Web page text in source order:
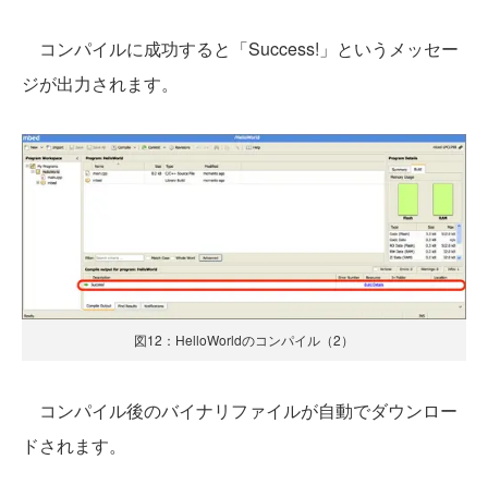
コンパイルに成功すると「Success!」というメッセー
ジが出力されます。
図12：HelloWorldのコンパイル（2）
コンパイル後のバイナリファイルが自動でダウンロー
ドされます。